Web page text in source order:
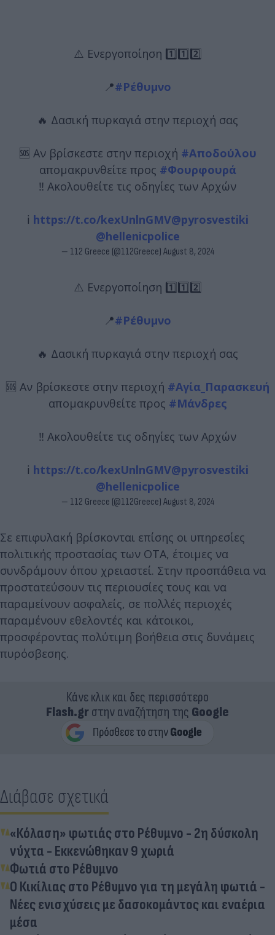
⚠️ Ενεργοποίηση 1️⃣1️⃣2️⃣
📍#Ρέθυμνο
🔥 Δασική πυρκαγιά στην περιοχή σας
🆘 Αν βρίσκεστε στην περιοχή #Αποδούλου
απομακρυνθείτε προς #Φουρφουρά
‼️ Ακολουθείτε τις οδηγίες των Αρχών
ℹ️ https://t.co/kexUnlnGMV@pyrosvestiki
@hellenicpolice
— 112 Greece (@112Greece) August 8, 2024
⚠️ Ενεργοποίηση 1️⃣1️⃣2️⃣
📍#Ρέθυμνο
🔥 Δασική πυρκαγιά στην περιοχή σας
🆘 Αν βρίσκεστε στην περιοχή #Αγία_Παρασκευή
απομακρυνθείτε προς #Μάνδρες
‼️ Ακολουθείτε τις οδηγίες των Αρχών
ℹ️ https://t.co/kexUnlnGMV@pyrosvestiki
@hellenicpolice
— 112 Greece (@112Greece) August 8, 2024
Σε επιφυλακή βρίσκονται επίσης οι υπηρεσίες
πολιτικής προστασίας των ΟΤΑ, έτοιμες να
συνδράμουν όπου χρειαστεί. Στην προσπάθεια να
προστατεύσουν τις περιουσίες τους και να
παραμείνουν ασφαλείς, σε πολλές περιοχές
παραμένουν εθελοντές και κάτοικοι,
προσφέροντας πολύτιμη βοήθεια στις δυνάμεις
πυρόσβεσης.
Κάνε κλικ και δες περισσότερο
Flash.grστην αναζήτηση της Google
Διάβασε σχετικά
«Κόλαση» φωτιάς στο Ρέθυμνο - 2η δύσκολη
νύχτα - Εκκενώθηκαν 9 χωριά
Φωτιά στο Ρέθυμνο
Ο Κικίλιας στο Ρέθυμνο για τη μεγάλη φωτιά -
Νέες ενισχύσεις με δασοκομάντος και εναέρια
μέσα